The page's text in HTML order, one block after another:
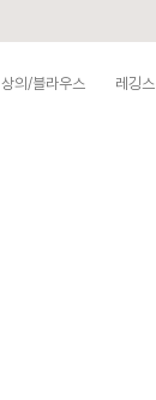
상의/블라우스 레깅스